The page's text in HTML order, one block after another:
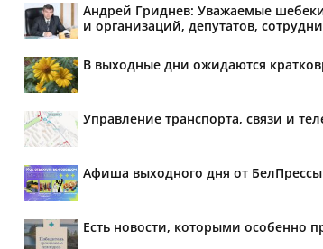
Андрей Гриднев: Уважаемые
и организаций, депутатов,
В выходные дни ожидаются
Управление транспорта, связи и
Афиша выходного дня от БелПрессы
Есть новости, которыми особенно